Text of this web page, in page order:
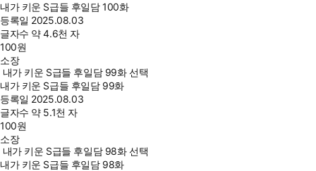
내가 키운 S급들 후일담 100화
등록일 2025.08.03
글자수 약 4.6천 자
100원
소장
내가 키운 S급들 후일담 99화 선택
내가 키운 S급들 후일담 99화
등록일 2025.08.03
글자수 약 5.1천 자
100원
소장
내가 키운 S급들 후일담 98화 선택
내가 키운 S급들 후일담 98화